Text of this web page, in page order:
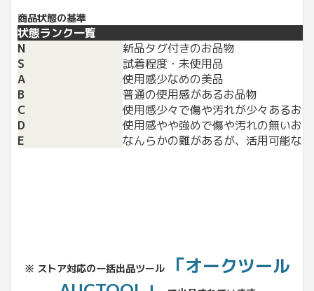
商品状態の基準
状態ランク一覧
N
新品タグ付きのお品物
S
試着程度・未使用品
A
使用感少なめの美品
B
普通の使用感があるお品物
C
使用感少々で傷や汚れが少々あるお
D
使用感やや強めで傷や汚れの無いお
E
なんらかの難があるが、活用可能な
※ ストア対応の一括出品ツール
「オークツール